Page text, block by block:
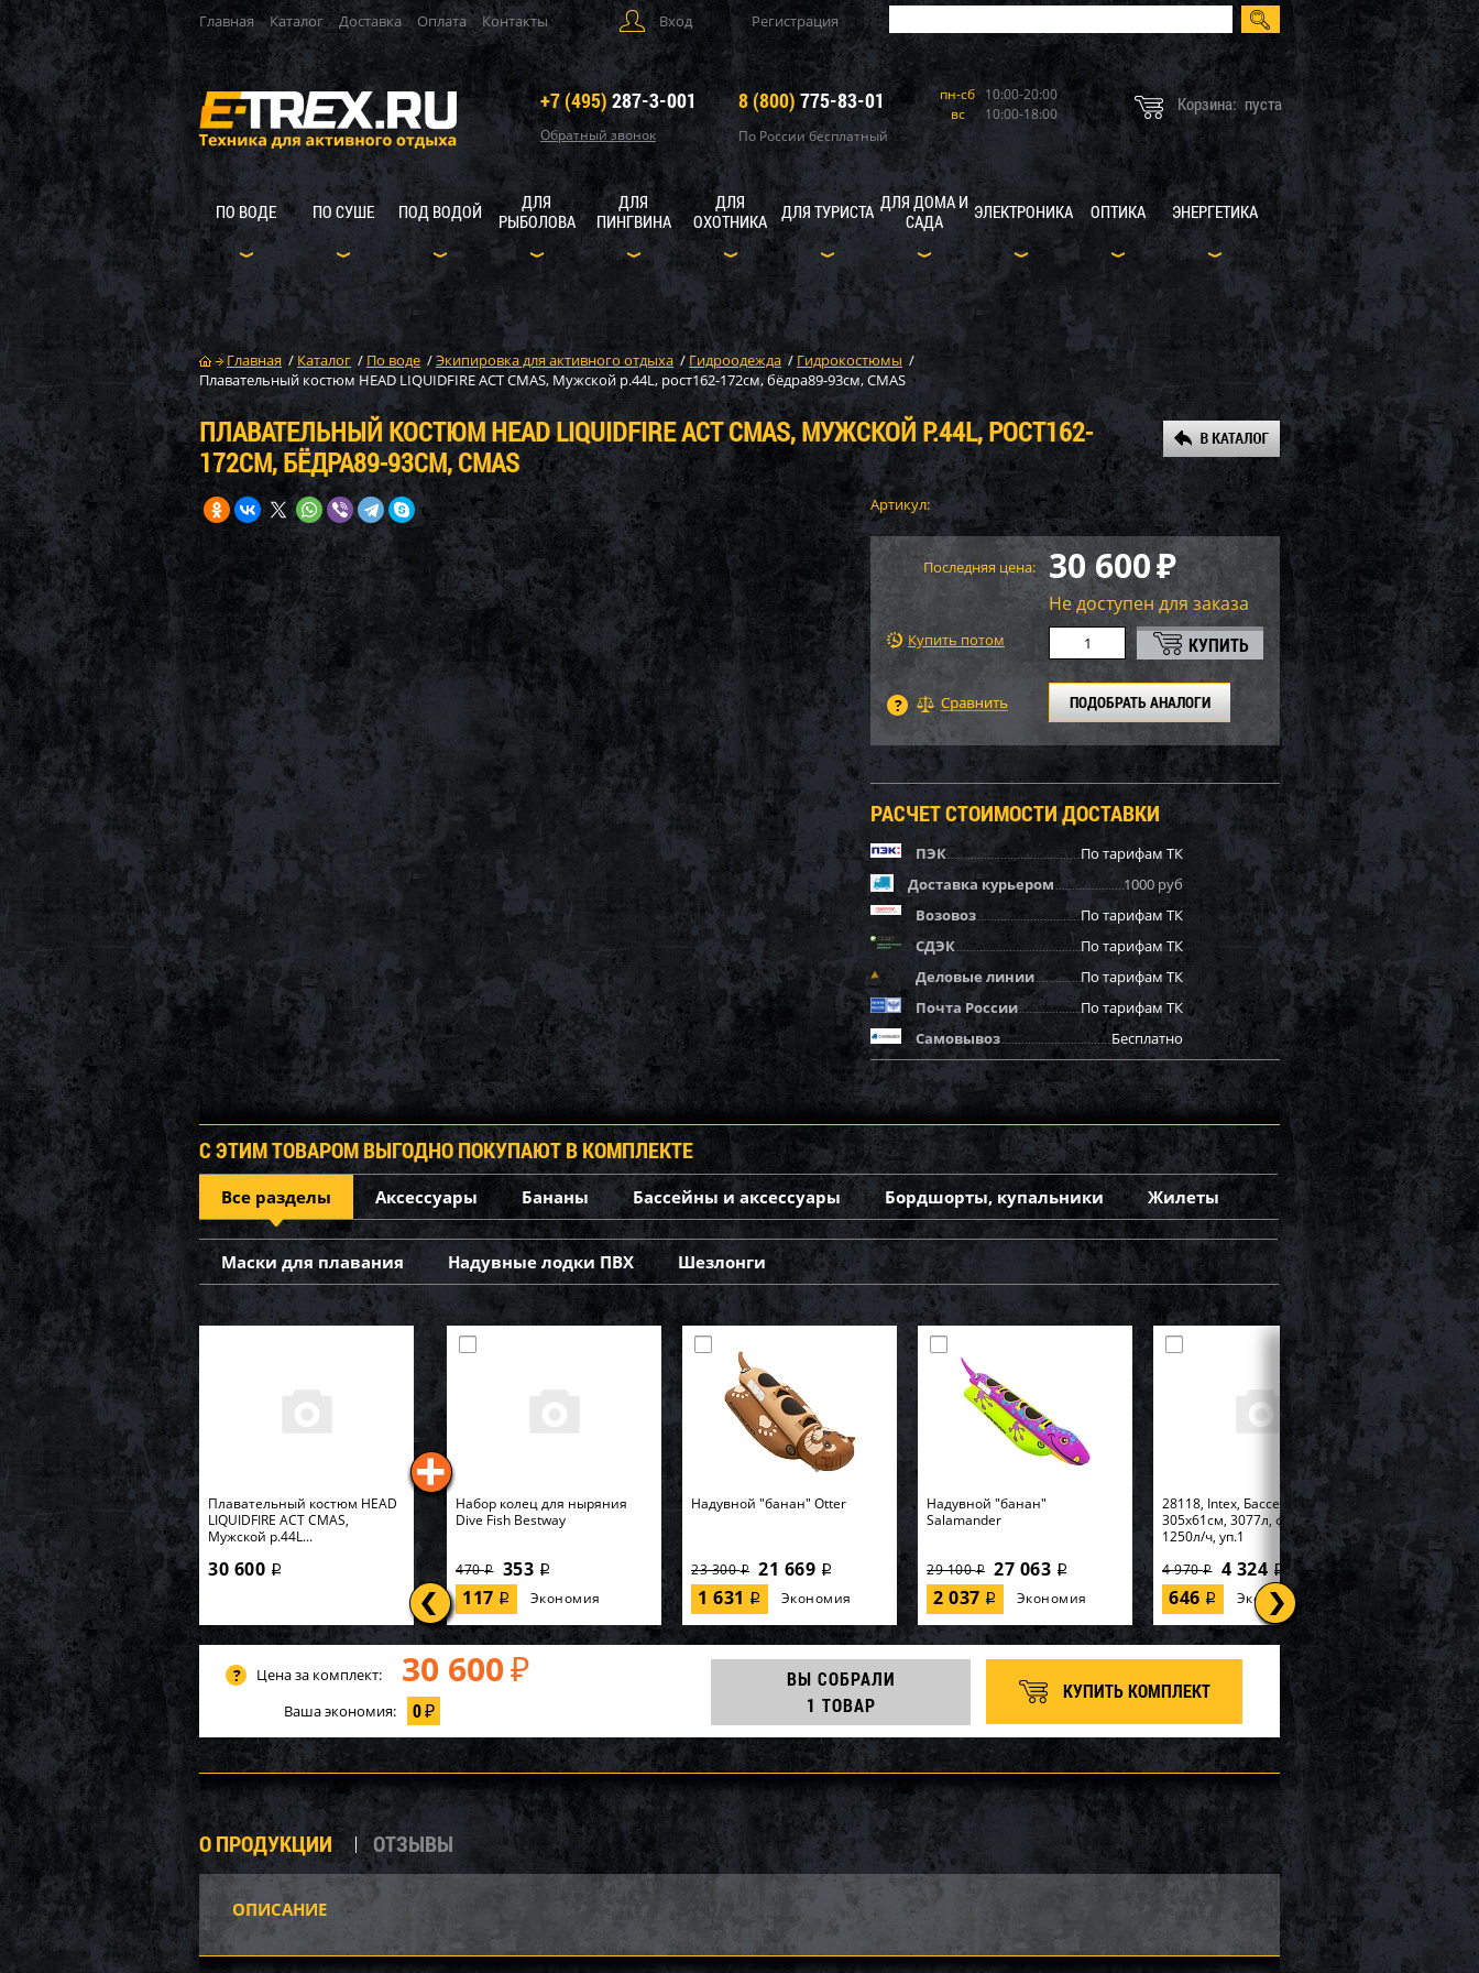
Главная Каталог Доставка Оплата Контакты Вход Регистрация
+7 (495) 287-3-001
Обратный звонок
8 (800) 775-83-01
По России бесплатный
пн-сб 10:00-20:00
вс
10:00-18:00 Корзина: пуста
ПО ВОДЕ ПО СУШЕ ПОД ВОДОЙ
ДЛЯ
РЫБОЛОВА
ДЛЯ
ПИНГВИНА
ДЛЯ
ОХОТНИКА
ДЛЯ ТУРИСТА ДЛЯ ДОМА И
САДА
ЭЛЕКТРОНИКА ОПТИКА ЭНЕРГЕТИКА
Главная / Каталог / По воде /Экипировка для активного отдыха / Гидроодежда / Гидрокостюмы /
Плавательный костюм HEAD LIQUIDFIRE ACT CMAS, Мужской р.44L, рост162-172см, бёдра89-93см, CMAS
ПЛАВАТЕЛЬНЫЙ КОСТЮМ HEAD LIQUIDFIRE ACT CMAS, МУЖСКОЙ Р.44L, РОСТ162-
172СМ, БЁДРА89-93СМ, CMAS
Артикул:
Последняя цена: 30 600₽
Не доступен для заказа
Купить потом
ПОДОБРАТЬ АНАЛОГИ
РАСЧЕТ СТОИМОСТИ ДОСТАВКИ
ПЭК
По тарифам ТК
Доставка курьером
1000 руб
Возовоз
По тарифам ТК
СДЭК
По тарифам ТК
Деловые линии
По тарифам ТК
Почта России
По тарифам ТК
Самовывоз
Бесплатно
С ЭТИМ ТОВАРОМ ВЫГОДНО ПОКУПАЮТ В КОМПЛЕКТЕ
Все разделы Аксессуары Бананы Бассейны и аксессуары Бордшорты, купальники Жилеты
Маски для плавания Надувные лодки ПВХ Шезлонги
Плавательный костюм HEAD
LIQUIDFIRE ACT CMAS,
Мужской р.44L...
30 600 i
Набор колец для ныряния
Dive Fish Bestway
470i 353 i
117 i Экономия
Надувной "банан" Otter
23 300i 21 669 i
1 631 i Экономия
Надувной "банан"
Salamander
29 100i 27 063 i
2 037 i Экономия
28118, Intex, Бассейн Easy Set
305х61см, 3077л, фил.-насос
1250л/ч, уп.1
4 970i 4 324 i
646 i Экономия
P20-1852-B, Polygroup,
Каркасный бассейн
549х132см, 26646л...
AQ25186, KOKIDO, Уборочный
комплект Kokido Classic
K267WBX 7 аксессуаров, уп.1
64902, Intex, Надувная
кровать 99х191х46см
"Premaire Elevated" встр.нас...
56595, Intex, Набор для игры
170х170х185см "Горилла" с
разбрызгивателем, уп.2
Цена за комплект: 30 600 ₽
Ваша экономия: 0₽
ВЫ СОБРАЛИ
1 ТОВАР
КУПИТЬ КОМПЛЕКТ
О ПРОДУКЦИИ ОТЗЫВЫ
ОПИСАНИЕ